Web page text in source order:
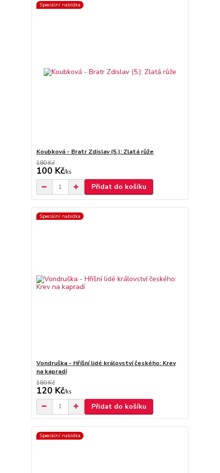
Speciální nabídka
Koubková - Bratr Zdislav (5.): Zlatá růže
180 Kč
100 Kč/ks
Přidat do košíku
Speciální nabídka
Vondruška - Hříšní lidé království českého: Krev
na kapradí
180 Kč
120 Kč/ks
Přidat do košíku
Speciální nabídka